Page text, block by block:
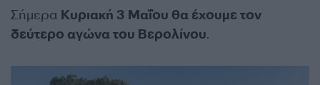
Σήμερα Κυριακή 3 Μαΐου θα έχουμε τον
δεύτερο αγώνα του Βερολίνου.